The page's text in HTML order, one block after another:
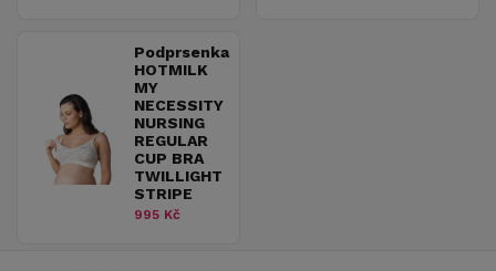
Podprsenka
HOTMILK
MY
NECESSITY
NURSING
REGULAR
CUP BRA
TWILLIGHT
STRIPE
995 Kč